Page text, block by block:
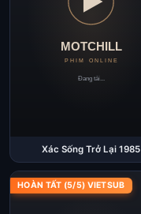
Xác Sống Trở Lại 1985
HOÀN TẤT (5/5) VIETSUB